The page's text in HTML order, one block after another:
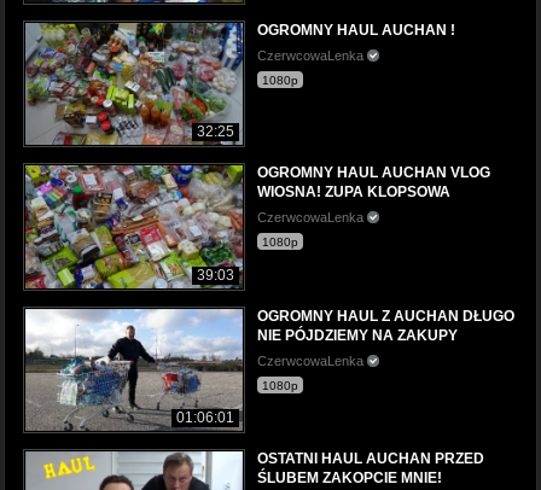
32:25
OGROMNY HAUL AUCHAN !
CzerwcowaLenka
1080p
39:03
OGROMNY HAUL AUCHAN VLOG
WIOSNA! ZUPA KLOPSOWA
CzerwcowaLenka
1080p
01:06:01
OGROMNY HAUL Z AUCHAN DŁUGO
NIE PÓJDZIEMY NA ZAKUPY
CzerwcowaLenka
1080p
OSTATNI HAUL AUCHAN PRZED
ŚLUBEM ZAKOPCIE MNIE!